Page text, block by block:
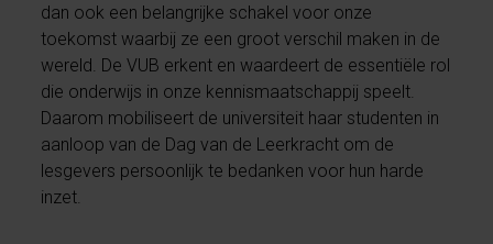
dan ook een belangrijke schakel voor onze
toekomst waarbij ze een groot verschil maken in de
wereld. De VUB erkent en waardeert de essentiële rol
die onderwijs in onze kennismaatschappij speelt.
Daarom mobiliseert de universiteit haar studenten in
aanloop van de Dag van de Leerkracht om de
lesgevers persoonlijk te bedanken voor hun harde
inzet.